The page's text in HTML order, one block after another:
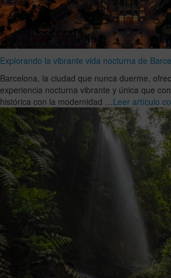
Explorando la vibrante vida nocturna de
Barcelona, la ciudad que nunca duerme,
experiencia nocturna vibrante y única que
histórica con la modernidad …Leer artículo